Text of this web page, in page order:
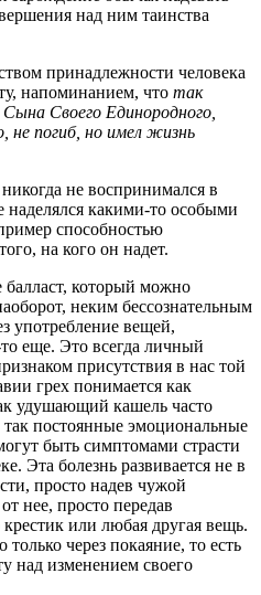
над ним таинства
принадлежности человека
напоминанием, что так
Своего Единородного,
не погиб, но имел жизнь
не воспринимался в
наделялся какими-то особыми
способностью
на кого он надет.
балласт, который можно
неким бессознательным
употребление вещей,
еще. Это всегда личный
присутствия в нас той
грех понимается как
удушающий кашель часто
постоянные эмоциональные
быть симптомами страсти
Эта болезнь развивается не в
просто надев чужой
нее, просто передав
или любая другая вещь.
через покаяние, то есть
над изменением своего